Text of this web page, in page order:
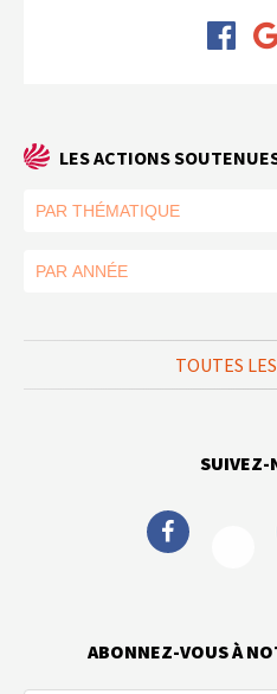
LES ACTIONS
TOUTES
SUIVEZ-
ABONNEZ-VOUS À